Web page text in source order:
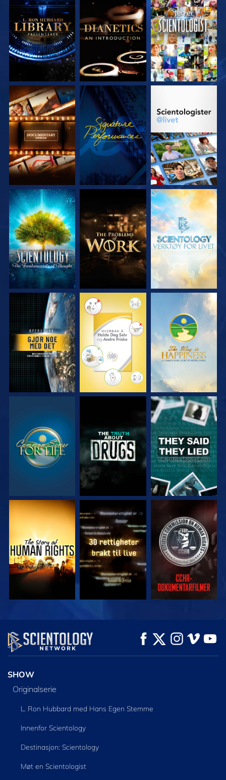
UTFORSK SERIEN UTFORSK SERIEN SE
UTFORSK SERIEN SE UTFORSK SERIEN
UTFORSK SERIEN UTFORSK SERIEN UTFORSK SERIEN
SE SE SE
SE SE
SE SE SE
SE UTFORSK SERIEN
SHOW
Originalserie
L. Ron Hubbard med Hans Egen Stemme
Innenfor Scientology
Destinasjon: Scientology
Møt en Scientologist